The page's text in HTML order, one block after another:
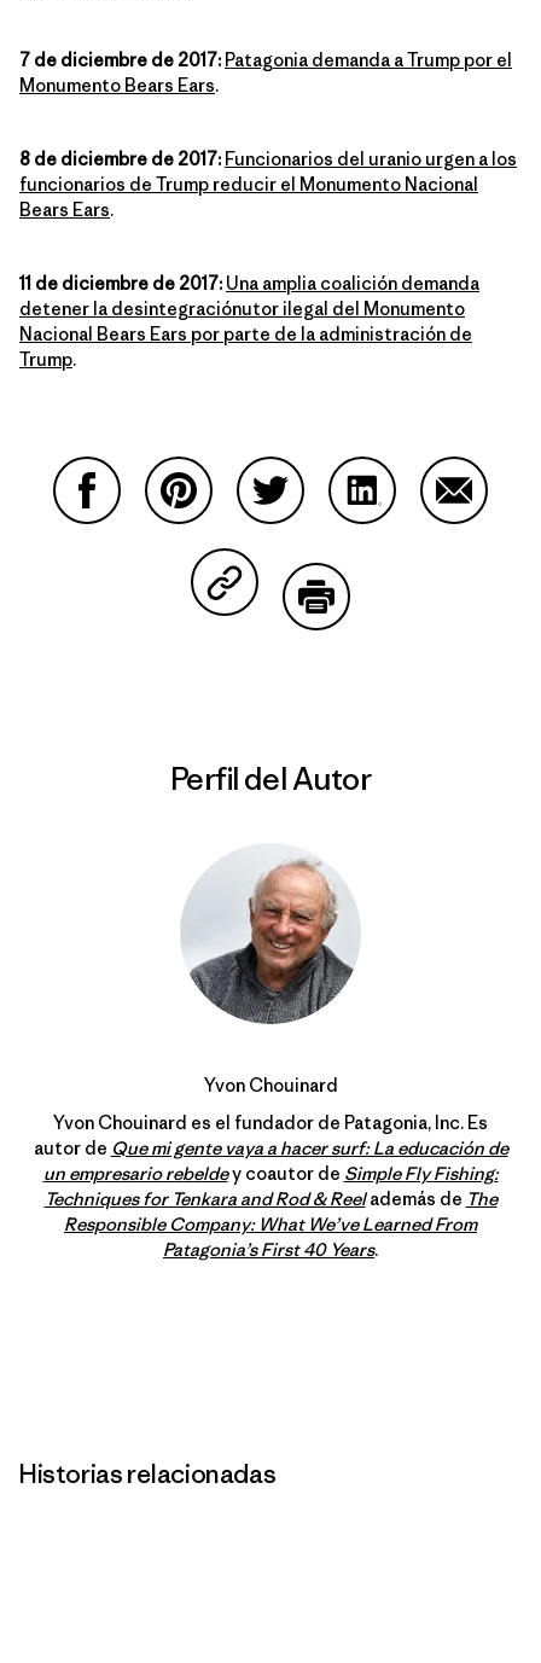
7 de diciembre de 2017: Patagonia demanda a Trump por el
Monumento Bears Ears.
8 de diciembre de 2017: Funcionarios del uranio urgen a los
funcionarios de Trump reducir el Monumento Nacional
Bears Ears.
11 de diciembre de 2017: Una amplia coalición demanda
detener la desintegraciónutor ilegal del Monumento
Nacional Bears Ears por parte de la administración de
Trump.
Compartir en Copy Link
Perfil del Autor
Yvon Chouinard
Yvon Chouinard es el fundador de Patagonia, Inc. Es
autor de Que mi gente vaya a hacer surf: La educación de
un empresario rebeldey coautor de Simple Fly Fishing:
Techniques for Tenkara and Rod & Reelademás de The
Responsible Company: What We’ve Learned From
Patagonia’s First 40 Years.
Historias relacionadas